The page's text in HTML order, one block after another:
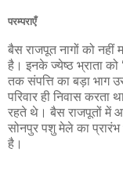
परम्पराएँ
बैस राजपूत नागों को नहीं
है। इनके ज्येष्ठ भ्राता को
तक संपत्ति का बड़ा भाग
परिवार ही निवास
रहते थे। बैस राजपूतों में
सोनपुर पशु मेले का प्रारंभ
है।